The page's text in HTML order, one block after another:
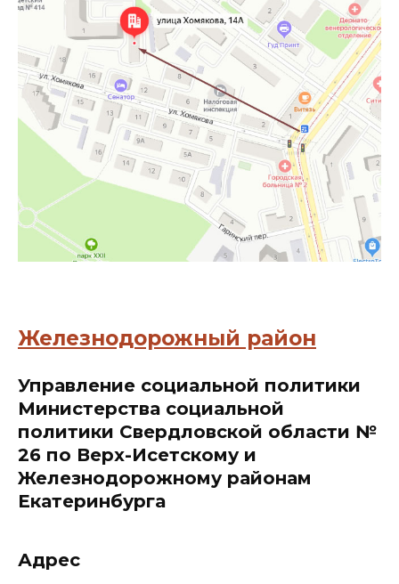
Железнодорожный район
Управление социальной политики
Министерства социальной
политики Свердловской области №
26 по Верх-Исетскому и
Железнодорожному районам
Екатеринбурга
Адрес